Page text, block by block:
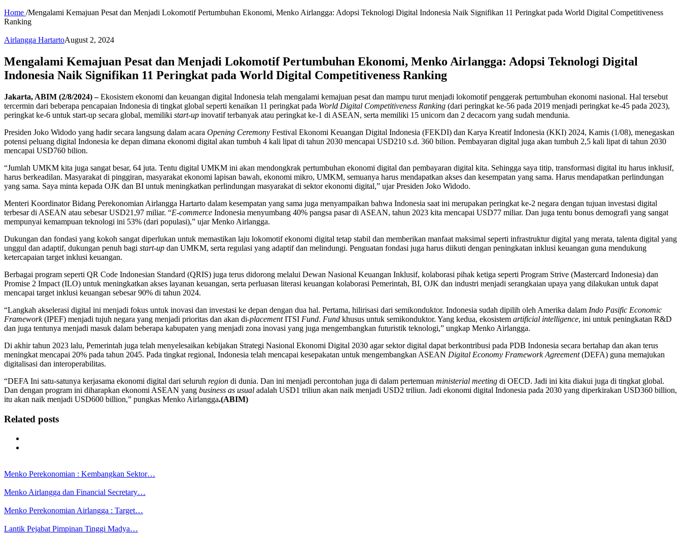
Home /Mengalami Kemajuan Pesat dan Menjadi Lokomotif Pertumbuhan Ekonomi, Menko Airlangga: Adopsi Teknologi Digital Indonesia Naik Signifikan 11 Peringkat pada World Digital Competitiveness
Ranking
Airlangga HartartoAugust 2, 2024
Mengalami Kemajuan Pesat dan Menjadi Lokomotif Pertumbuhan Ekonomi, Menko Airlangga: Adopsi Teknologi Digital
Indonesia Naik Signifikan 11 Peringkat pada World Digital Competitiveness Ranking
Jakarta, ABIM (2/8/2024) –Ekosistem ekonomi dan keuangan digital Indonesia telah mengalami kemajuan pesat dan mampu turut menjadi lokomotif penggerak pertumbuhan ekonomi nasional. Hal tersebut
tercermin dari beberapa pencapaian Indonesia di tingkat global seperti kenaikan 11 peringkat pada World Digital Competitiveness Ranking (dari peringkat ke-56 pada 2019 menjadi peringkat ke-45 pada 2023),
peringkat ke-6 untuk start-up secara global, memiliki start-up inovatif terbanyak atau peringkat ke-1 di ASEAN, serta memiliki 15 unicorn dan 2 decacorn yang sudah mendunia.
Presiden Joko Widodo yang hadir secara langsung dalam acara Opening Ceremony Festival Ekonomi Keuangan Digital Indonesia (FEKDI) dan Karya Kreatif Indonesia (KKI) 2024, Kamis (1/08), menegaskan
potensi peluang digital Indonesia ke depan dimana ekonomi digital akan tumbuh 4 kali lipat di tahun 2030 mencapai USD210 s.d. 360 bilion. Pembayaran digital juga akan tumbuh 2,5 kali lipat di tahun 2030
mencapai USD760 bilion.
“Jumlah UMKM kita juga sangat besar, 64 juta. Tentu digital UMKM ini akan mendongkrak pertumbuhan ekonomi digital dan pembayaran digital kita. Sehingga saya titip, transformasi digital itu harus inklusif,
harus berkeadilan. Masyarakat di pinggiran, masyarakat ekonomi lapisan bawah, ekonomi mikro, UMKM, semuanya harus mendapatkan akses dan kesempatan yang sama. Harus mendapatkan perlindungan
yang sama. Saya minta kepada OJK dan BI untuk meningkatkan perlindungan masyarakat di sektor ekonomi digital,” ujar Presiden Joko Widodo.
Menteri Koordinator Bidang Perekonomian Airlangga Hartarto dalam kesempatan yang sama juga menyampaikan bahwa Indonesia saat ini merupakan peringkat ke-2 negara dengan tujuan investasi digital
terbesar di ASEAN atau sebesar USD21,97 miliar. “E-commerce Indonesia menyumbang 40% pangsa pasar di ASEAN, tahun 2023 kita mencapai USD77 miliar. Dan juga tentu bonus demografi yang sangat
mempunyai kemampuan teknologi ini 53% (dari populasi),” ujar Menko Airlangga.
Dukungan dan fondasi yang kokoh sangat diperlukan untuk memastikan laju lokomotif ekonomi digital tetap stabil dan memberikan manfaat maksimal seperti infrastruktur digital yang merata, talenta digital yang
unggul dan adaptif, dukungan penuh bagi start-up dan UMKM, serta regulasi yang adaptif dan melindungi. Penguatan fondasi juga harus diikuti dengan peningkatan inklusi keuangan guna mendukung
ketercapaian target inklusi keuangan.
Berbagai program seperti QR Code Indonesian Standard (QRIS) juga terus didorong melalui Dewan Nasional Keuangan Inklusif, kolaborasi pihak ketiga seperti Program Strive (Mastercard Indonesia) dan
Promise 2 Impact (ILO) untuk meningkatkan akses layanan keuangan, serta perluasan literasi keuangan kolaborasi Pemerintah, BI, OJK dan industri menjadi serangkaian upaya yang dilakukan untuk dapat
mencapai target inklusi keuangan sebesar 90% di tahun 2024.
“Langkah akselerasi digital ini menjadi fokus untuk inovasi dan investasi ke depan dengan dua hal. Pertama, hilirisasi dari semikonduktor. Indonesia sudah dipilih oleh Amerika dalam Indo Pasific Economic
Framework(IPEF) menjadi tujuh negara yang menjadi prioritas dan akan di-placementITSI Fund. Fund khusus untuk semikonduktor. Yang kedua, ekosistem artificial intelligence, ini untuk peningkatan R&D
dan juga tentunya menjadi masuk dalam beberapa kabupaten yang menjadi zona inovasi yang juga mengembangkan futuristik teknologi,” ungkap Menko Airlangga.
Di akhir tahun 2023 lalu, Pemerintah juga telah menyelesaikan kebijakan Strategi Nasional Ekonomi Digital 2030 agar sektor digital dapat berkontribusi pada PDB Indonesia secara bertahap dan akan terus
meningkat mencapai 20% pada tahun 2045. Pada tingkat regional, Indonesia telah mencapai kesepakatan untuk mengembangkan ASEAN Digital Economy Framework Agreement(DEFA) guna memajukan
digitalisasi dan interoperabilitas.
“DEFA Ini satu-satunya kerjasama ekonomi digital dari seluruh region di dunia. Dan ini menjadi percontohan juga di dalam pertemuan ministerial meeting di OECD. Jadi ini kita diakui juga di tingkat global.
Dan dengan program ini diharapkan ekonomi ASEAN yang business as usual adalah USD1 triliun akan naik menjadi USD2 triliun. Jadi ekonomi digital Indonesia pada 2030 yang diperkirakan USD360 billion,
itu akan naik menjadi USD600 billion,” pungkas Menko Airlangga.(ABIM)
Related posts
Menko Perekonomian : Kembangkan Sektor…
Menko Airlangga dan Financial Secretary…
Menko Perekonomian Airlangga : Target…
Lantik Pejabat Pimpinan Tinggi Madya…